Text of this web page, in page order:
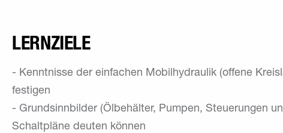
LERNZIELE
- Kenntnisse der einfachen Mobilhydraulik (offene
festigen
- Grundsinnbilder (Ölbehälter, Pumpen, Steuerungen
Schaltpläne deuten können